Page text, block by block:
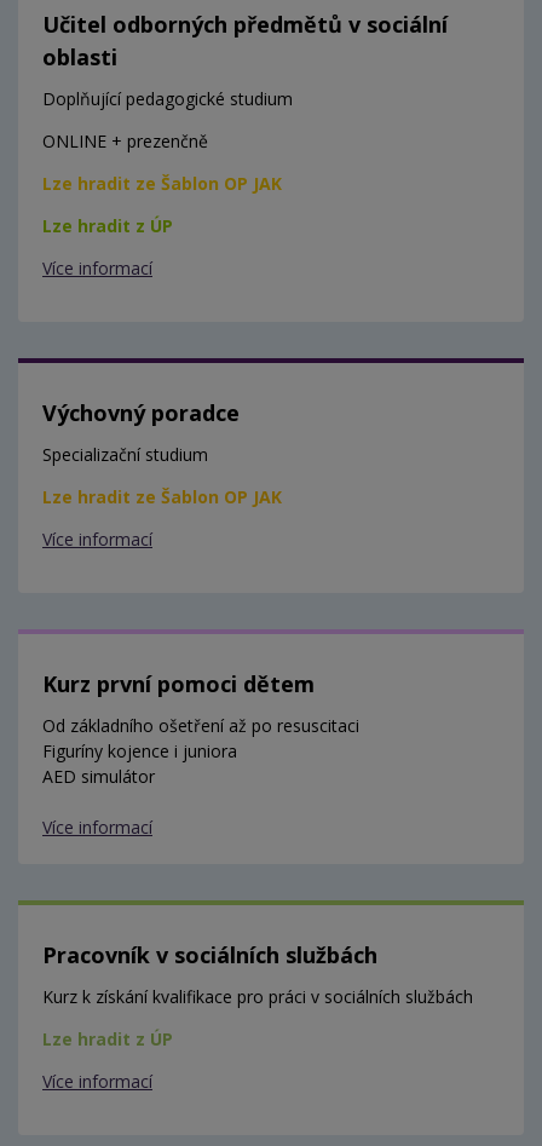
Učitel odborných předmětů v sociální
oblasti
Doplňující pedagogické studium
ONLINE + prezenčně
Lze hradit ze Šablon OP JAK
Lze hradit z ÚP
Více informací
Výchovný poradce
Specializační studium
Lze hradit ze Šablon OP JAK
Více informací
Kurz první pomoci dětem
Od základního ošetření až po resuscitaci
Figuríny kojence i juniora
AED simulátor
Více informací
Pracovník v sociálních službách
Kurz k získání kvalifikace pro práci v sociálních službách
Lze hradit z ÚP
Více informací